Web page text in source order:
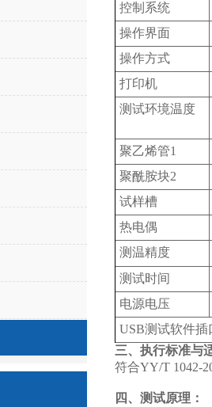
控制系统
操作界面
操作方式
打印机
测试环境温度
聚乙烯管1
聚酰胺块2
试样槽
热电偶
测温精度
测试时间
电源电压
USB测试软件
三、执行标准与
符合YY/T 1042-
四、测试原理：